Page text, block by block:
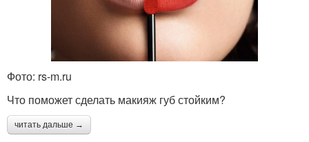
Фото: rs-m.ru
Что поможет сделать макияж губ стойким?
читать дальше →